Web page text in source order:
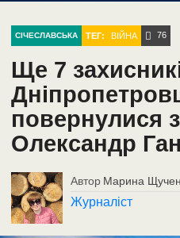
СІЧЕСЛАВСЬКА ТЕГ: ВІЙНА 76
Ще 7
повернулися
Олександр
Автор Марина
Журналіст